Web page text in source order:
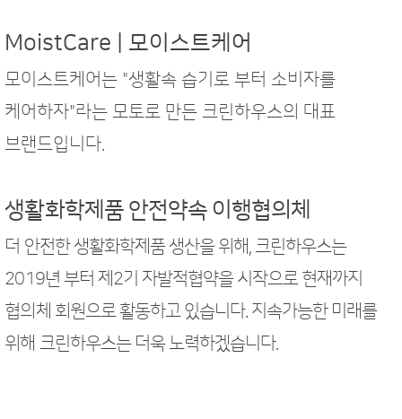
MoistCare | 모이스트케어
모이스트케어는 "생활속 습기로 부터 소비자를
케어하자"라는 모토로 만든 크린하우스의 대표
브랜드입니다.
생활화학제품 안전약속 이행협의체
더 안전한 생활화학제품 생산을 위해, 크린하우스는
2019년 부터 제2기 자발적협약을 시작으로 현재까지
협의체 회원으로 활동하고 있습니다. 지속가능한 미래를
위해 크린하우스는 더욱 노력하겠습니다.